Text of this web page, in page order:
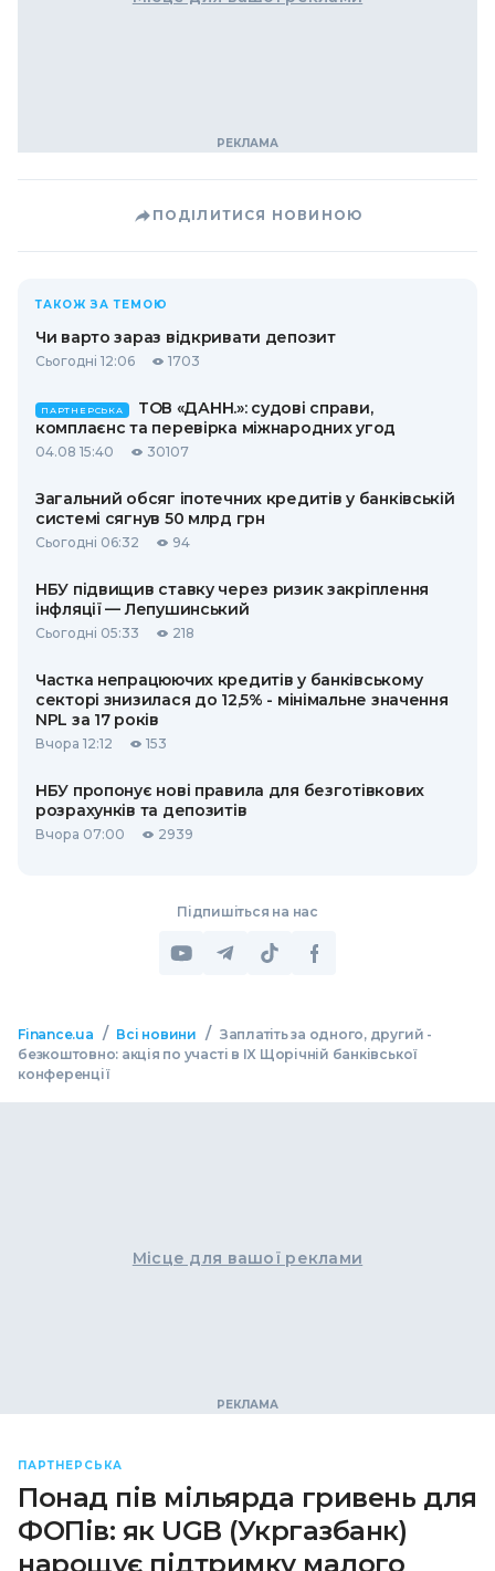
ПОДІЛИТИСЯ НОВИНОЮ
ТАКОЖ ЗА ТЕМОЮ
Чи варто зараз відкривати депозит
Сьогодні 12:06 1703
ПАРТНЕРСЬКА
ТОВ «ДАНН.»: судові справи,
комплаєнс та перевірка міжнародних угод
04.08 15:40 30107
Загальний обсяг іпотечних кредитів у банківській
системі сягнув 50 млрд грн
Сьогодні 06:32 94
НБУ підвищив ставку через ризик закріплення
інфляції — Лепушинський
Сьогодні 05:33 218
Частка непрацюючих кредитів у банківському
секторі знизилася до 12,5% - мінімальне значення
NPL за 17 років
Вчора 12:12 153
НБУ пропонує нові правила для безготівкових
розрахунків та депозитів
Вчора 07:00 2939
Підпишіться на нас
Finance.ua / Всі новини / Заплатіть за одного, другий -
безкоштовно: акція по участі в IX Щорічній банківської
конференції
Місце для вашої реклами
ПАРТНЕРСЬКА
Понад пів мільярда гривень для
ФОПів: як UGB (Укргазбанк)
нарощує підтримку малого